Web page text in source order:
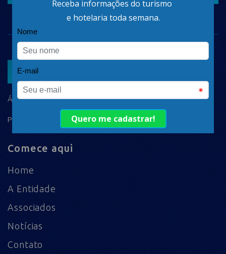
ÁREA DO ASSOCIADO
POLÍTICA DE PRIVACIDADE
Comece aqui
Home
A Entidade
Associados
Notícias
Contato